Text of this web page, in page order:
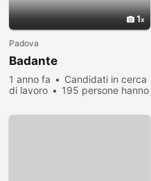
1
Padova
Badante
1 anno fa
Candidati in cerca
di lavoro
195 persone hanno